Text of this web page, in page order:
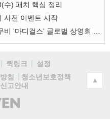
수) 패치 핵심 정리
사전 이벤트 시작
퀵링크
설정
침
청소년보호정책
고안내
)
▲